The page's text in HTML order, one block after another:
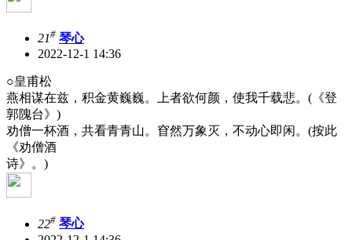
21# 琴心
2022-12-1 14:36
○皇甫松
燕相谋在兹，积金黄巍巍。上者欲何颜，使我千载悲。(《登
郭隗台》)
劝僧一杯酒，共看青青山。窅然万象灭，不动心即闲。(按此
《劝僧酒
诗》。)
22# 琴心